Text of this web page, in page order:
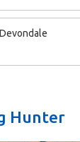
Devondale
Hunter